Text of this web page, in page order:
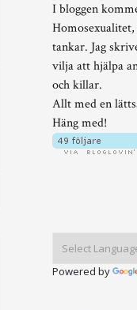
I bloggen
tankar. Jag
vilja att hjälpa
och killar.
Allt med en
Häng med!
Powered by